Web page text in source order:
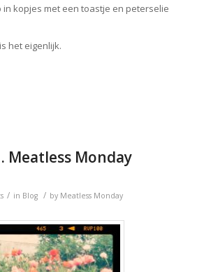
in kopjes met een toastje en peterselie
het eigenlijk.
Meatless Monday
/ in Blog / by Meatless Monday